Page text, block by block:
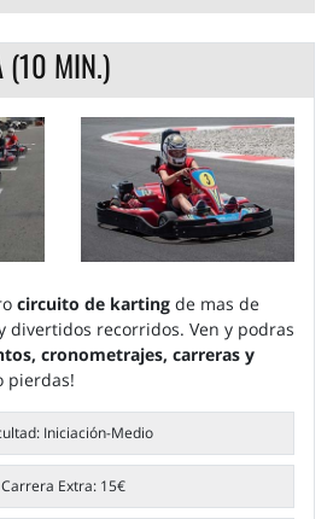
(10 MIN.)
circuito de karting de mas de
divertidos recorridos. Ven y podras
cronometrajes, carreras y
pierdas!
Iniciación-Medio
Carrera Extra: 15€